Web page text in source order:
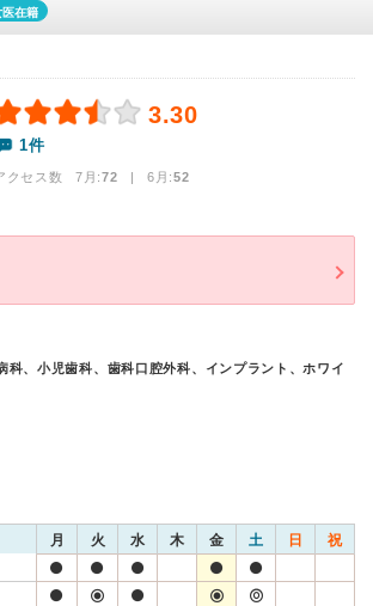
医在籍
3.30
1件
クセス数 7月:72 | 6月:52
科、小児歯科、歯科口腔外科、インプラント、ホワイ
月 火 水 木 金 土 日 祝